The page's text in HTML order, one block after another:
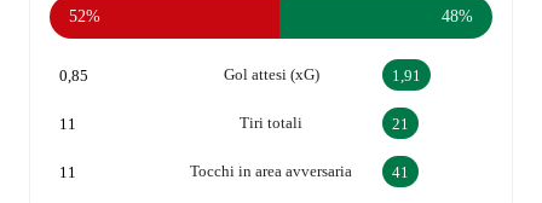
52% 48%
Gol attesi (xG)
0,85 1,91
Tiri totali
11 21
Tocchi in area avversaria
11 41